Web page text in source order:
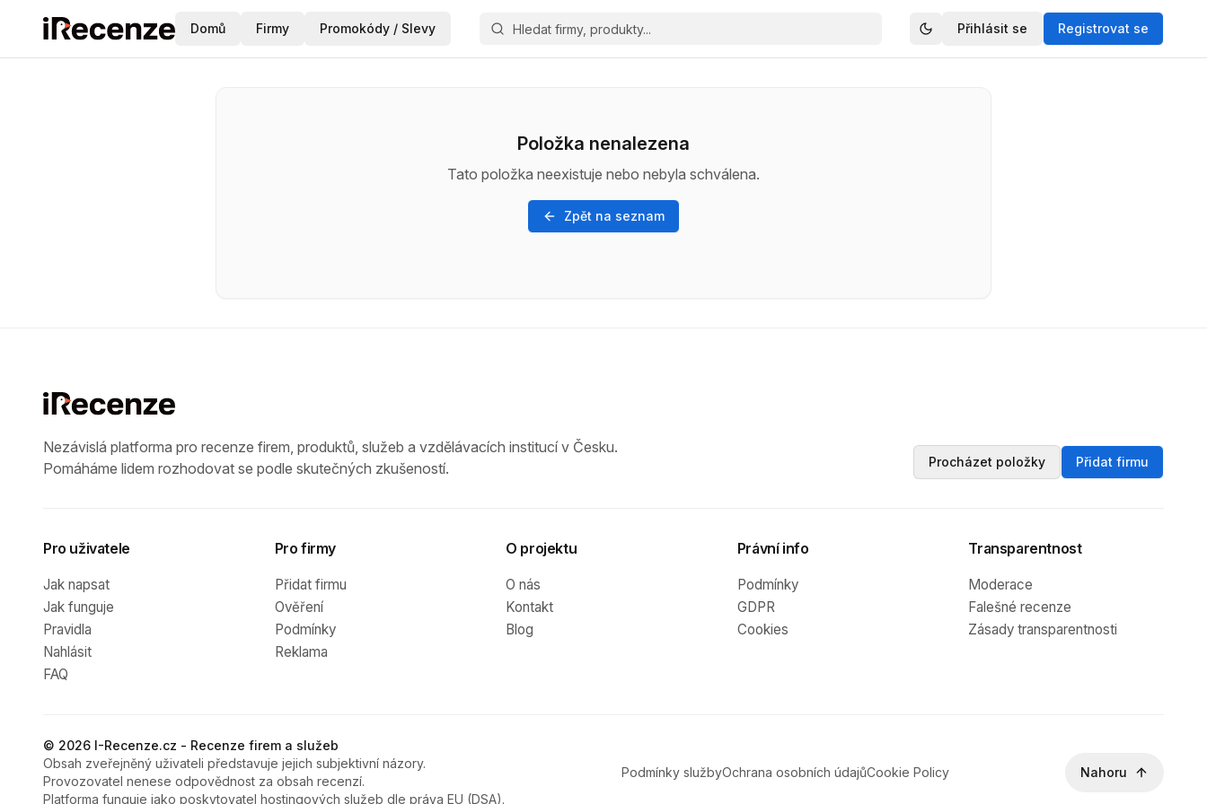
Domů Firmy Promokódy / Slevy Přihlásit se Registrovat se
Položka nenalezena
Tato položka neexistuje nebo nebyla schválena.
Zpět na seznam
Nezávislá platforma pro recenze firem, produktů, služeb a vzdělávacích institucí v Česku.
Pomáháme lidem rozhodovat se podle skutečných zkušeností.
Procházet položky Přidat firmu
Pro uživatele
Jak napsat
Jak funguje
Pravidla
Nahlásit
FAQ
Pro firmy
Přidat firmu
Ověření
Podmínky
Reklama
O projektu
O nás
Kontakt
Blog
Právní info
Podmínky
GDPR
Cookies
Transparentnost
Moderace
Falešné recenze
Zásady transparentnosti
© 2026 I-Recenze.cz - Recenze firem a služeb
Obsah zveřejněný uživateli představuje jejich subjektivní názory.
Provozovatel nenese odpovědnost za obsah recenzí.
Platforma funguje jako poskytovatel hostingových služeb dle práva EU (DSA).
Podmínky službyOchrana osobních údajůCookie Policy Nahoru